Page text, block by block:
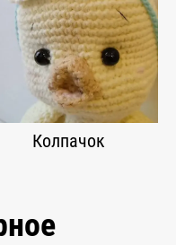
Колпачок